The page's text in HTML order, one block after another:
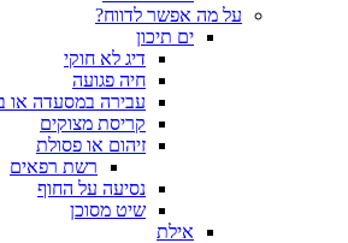
על מה אפשר לדווח?
ים תיכון
דיג לא חוקי
חיה פגועה
עבירה במסעדה או
קריסת מצוקים
זיהום או פסולת
רשת רפאים
נסיעה על החוף
שיט מסוכן
אילת